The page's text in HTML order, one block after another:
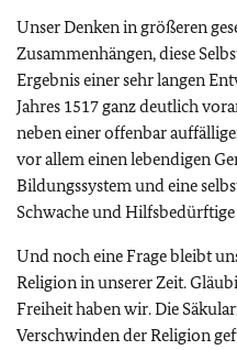
Unser Denken in größeren
Zusammenhängen, diese
Ergebnis einer sehr langen
Jahres 1517 ganz deutlich
neben einer offenbar
vor allem einen lebendigen
Bildungssystem und eine
Schwache und
Und noch eine Frage bleibt
Religion in unserer Zeit.
Freiheit haben wir. Die
Verschwinden der Religion